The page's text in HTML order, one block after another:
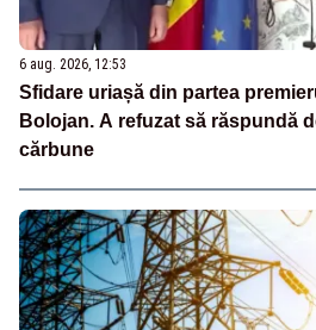
6 aug. 2026, 12:53
Sfidare uriașă din partea
Bolojan. A refuzat să răspundă
cărbune